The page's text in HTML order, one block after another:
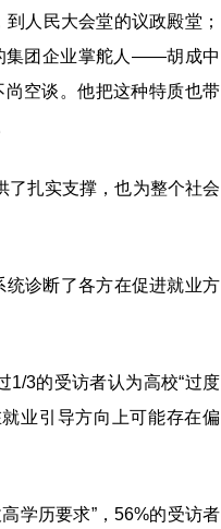
人民大会堂的议政殿堂；
集团企业掌舵人——胡成中
空谈。他把这种特质也带
了扎实支撑，也为整个社会
诊断了各方在促进就业方
1/3的受访者认为高校“过度
业引导方向上可能存在偏
学历要求”，56%的受访者